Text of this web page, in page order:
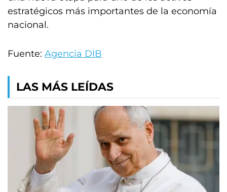
estratégicos más importantes de la economía
nacional.
Fuente: Agencia DIB
LAS MÁS LEÍDAS